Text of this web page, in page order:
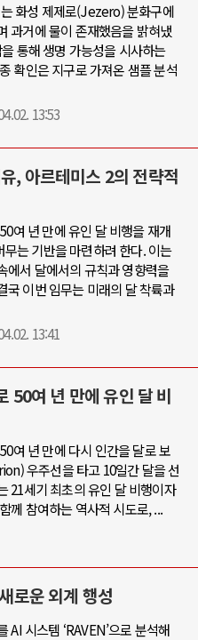
화성 제제로(Jezero) 분화구에
과거에 물이 존재했음을 밝혀냈
통해 생명 가능성을 시사하는
확인은 지구로 가져온 샘플 분석
13:53
, 아르테미스 2의 전략적
여 년 만에 유인 달 비행을 재개
는 기반을 마련하려 한다. 이는
에서 달에서의 규칙과 영향력을
국 이번 임무는 미래의 달 착륙과
13:41
50여 년 만에 유인 달 비
여 년 만에 다시 인간을 달로 보
우주선을 타고 10일간 달을 선
21세기 최초의 유인 달 비행이자
께 참여하는 역사적 시도로, ...
로운 외계 행성
시스템 ‘RAVEN’으로 분석해